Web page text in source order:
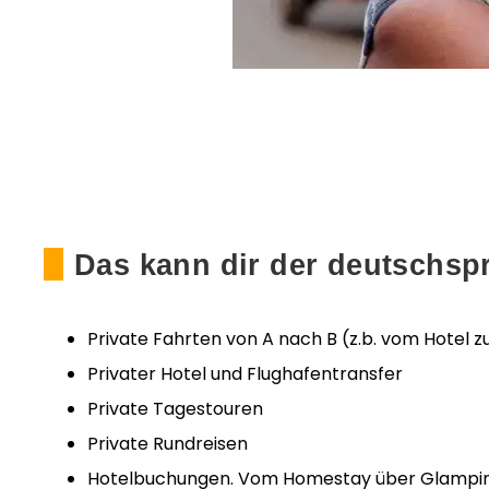
Das kann dir der
Private Fahrten von A nach B (z.b. vom Hotel
Privater Hotel und Flughafentransfer
Private Tagestouren
Private Rundreisen
Hotelbuchungen. Vom Homestay über